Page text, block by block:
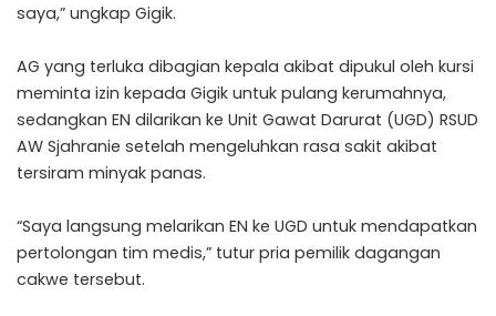
saya,” ungkap Gigik.
AG yang terluka dibagian kepala akibat dipukul oleh kursi
meminta izin kepada Gigik untuk pulang kerumahnya,
sedangkan EN dilarikan ke Unit Gawat Darurat (UGD) RSUD
AW Sjahranie setelah mengeluhkan rasa sakit akibat
tersiram minyak panas.
“Saya langsung melarikan EN ke UGD untuk mendapatkan
pertolongan tim medis,” tutur pria pemilik dagangan
cakwe tersebut.